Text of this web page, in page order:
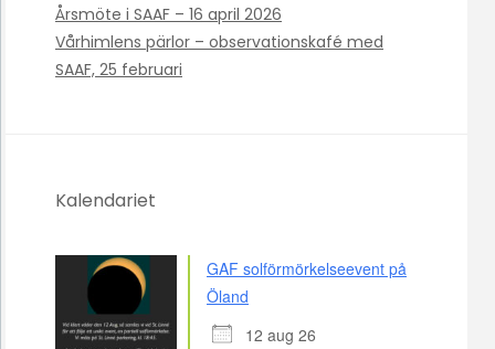
Årsmöte i SAAF – 16 april 2026
Vårhimlens pärlor – observationskafé med
SAAF, 25 februari
Kalendariet
GAF solförmörkelseevent på
Öland
12 aug 26